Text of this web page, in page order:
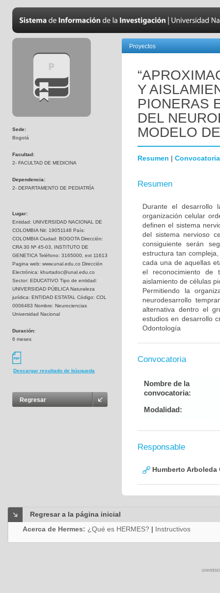
Sede:
Bogotá
Facultad:
2- FACULTAD DE MEDICINA
Dependencia:
2- DEPARTAMENTO DE PEDIATRÍA
Lugar:
Entidad: UNIVERSIDAD NACIONAL DE
COLOMBIA Nit: 19051148 País:
COLOMBIA Ciudad: BOGOTA Dirección:
CRA 30 Nª 45-03, INSTITUTO DE
GENETICA Teléfono: 3165000, ext 11613
Pagina web: www.unal.edu.co Dirección
Electrónica: khurtadoc@unal.edu.co
Sector: EDUCATIVO Tipo de entidad:
UNIVERSIDAD PÚBLICA Naturaleza
jurídica: ENTIDAD ESTATAL Código: COL
0006483 Nombre: Neurociencias
Universidad Nacional
Duración:
6 meses
Descargar resultado de búsqueda
Regresar
Proyectos
Y
PIONERAS
DEL
MODELO
Resumen | Convocatoria
Resumen
Durante el desarrollo
organización celular
definen el sistema
del sistema nervioso
consiguiente serán
estructura tan
cada una de aquellas
el reconocimiento de
aislamiento de células
Permitiendo la
neurodesarrollo
alternativa dentro el
estudios en desarrollo
Odontología
Convocatoria
Nombre de la
convocatoria:
Modalidad:
Responsable
Humberto Arboleda
Regresar a la página inicial
Acerca de Hermes: ¿Qué es HERMES? | Instructivos